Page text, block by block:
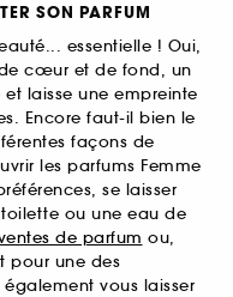
SON PARFUM
essentielle ! Oui,
cœur et de fond, un
laisse une empreinte
Encore faut-il bien le
façons de
les parfums Femme
se laisser
ou une eau de
de parfum ou,
pour une des
également vous laisser